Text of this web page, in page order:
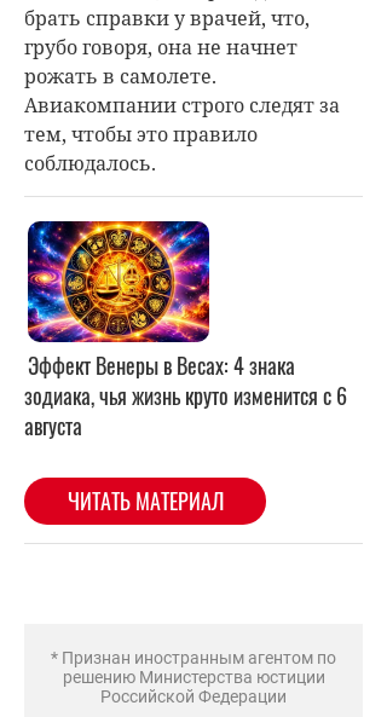
брать справки у врачей, что,
грубо говоря, она не начнет
рожать в самолете.
Авиакомпании строго следят за
тем, чтобы это правило
соблюдалось.
* Признан иностранным агентом по
решению Министерства юстиции
Российской Федерации